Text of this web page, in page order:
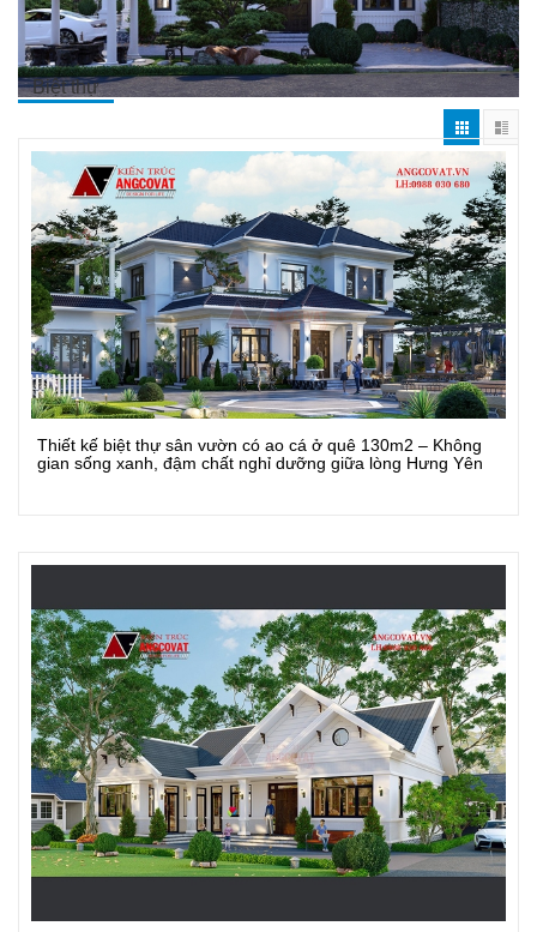
Biệt thự
Xem Chi Tiết
Thiết kế biệt thự sân vườn có ao cá ở quê 130m2 – Không
gian sống xanh, đậm chất nghỉ dưỡng giữa lòng Hưng Yên